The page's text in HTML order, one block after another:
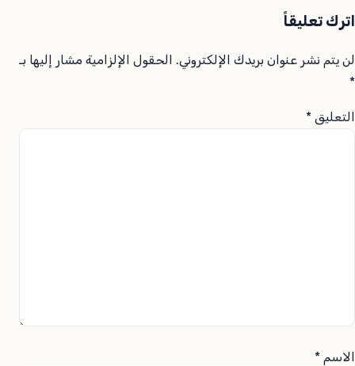
اترك تعليقاً
لن يتم نشر عنوان بريدك الإلكتروني. الحقول الإلزامية مشار إليها بـ
*
التعليق *
الاسم *